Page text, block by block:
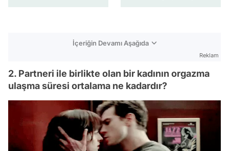
İçeriğin Devamı Aşağıda
Reklam
2. Partneri ile birlikte olan bir kadının orgazma
ulaşma süresi ortalama ne kadardır?